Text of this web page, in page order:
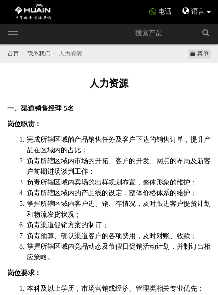
电话 语言
Toggle
navigation
首页 联系我们 人力资源 菜单
人力资源
一、渠道销售经理 5名
岗位职责：
完成所辖区域的产品销售任务及客户下达的销售订单，提升产
品在区域内的占比；
负责所辖区域内市场的开拓、客户的开发、网点的布局及新客
户前期进场谈判工作；
负责所辖区域内卖场的出样规划布置，整体形象的维护；
负责所辖区域内的产品线的设定，整体价格体系的维护；
掌握所辖区域内客户进、销、存情况，及时跟进客户提货计划
和物流发货状况；
负责渠道促销方案的制订；
负责预算、确认渠道客户的各项费用，及时对账、收款；
掌握所辖区域内竞品动态及节假日促销活动计划，并制订出相
应策略。
岗位要求：
本科及以上学历，市场营销或经济、管理类相关专业优先；